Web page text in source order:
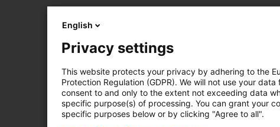
English
Privacy settings
This website protects your privacy by adhering to the
Protection Regulation (GDPR). We will not use your
consent to and only to the extent not exceeding data
specific purpose(s) of processing. You can grant your
specific purposes below or by clicking "Agree to all".